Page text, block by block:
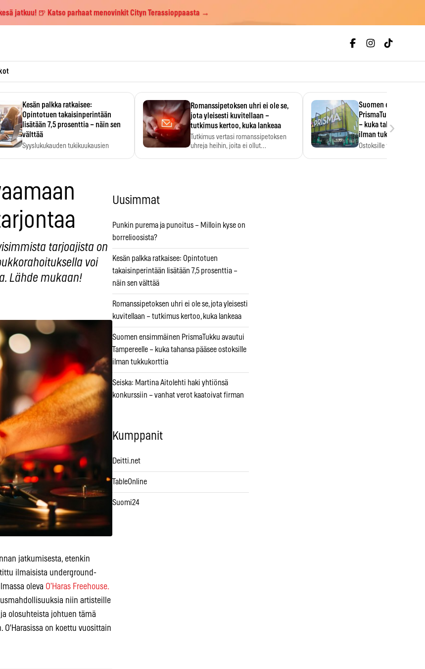
jatkuu! 🍺 Katso parhaat menovinkit Cityn Terassioppaasta →
Kesän palkka ratkaisee:
Opintotuen takaisinperintään
lisätään 7,5 prosenttia – näin sen
välttää
Syyslukukauden tukikuukausien
Romanssipetoksen uhri ei ole se,
jota yleisesti kuvitellaan –
tutkimus kertoo, kuka lankeaa
Tutkimus vertasi romanssipetoksen
uhreja heihin, joita ei ollut…
Suomen
PrismaTukku avautui
– kuka tahansa
ilman tukkukorttia
Ostoksille tarvitse
›
tarjoajista on
voi
Lähde mukaan!
jatkumisesta, etenkin
ilmaisista underground-
oleva O’Haras Freehouse.
niin artisteille
olosuhteista johtuen tämä
on koettu vuosittain
Uusimmat
Punkin purema ja punoitus – Milloin kyse on
borrelioosista?
Kesän palkka ratkaisee: Opintotuen
takaisinperintään lisätään 7,5 prosenttia –
näin sen välttää
Romanssipetoksen uhri ei ole se, jota yleisesti
kuvitellaan – tutkimus kertoo, kuka lankeaa
Suomen ensimmäinen PrismaTukku avautui
Tampereelle – kuka tahansa pääsee ostoksille
ilman tukkukorttia
Seiska: Martina Aitolehti haki yhtiönsä
konkurssiin – vanhat verot kaatoivat firman
Kumppanit
Deitti.net
TableOnline
Suomi24